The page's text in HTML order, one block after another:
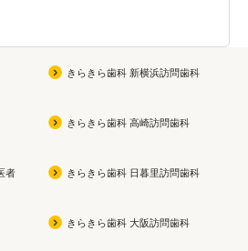
お子さんが参加できる夏祭り
ぜひ遊びに来てください
者
きらきら歯科 新横浜訪問歯科
きらきら歯科 高崎訪問歯科
きらきら歯科 日暮里訪問歯科
きらきら歯科 大阪訪問歯科